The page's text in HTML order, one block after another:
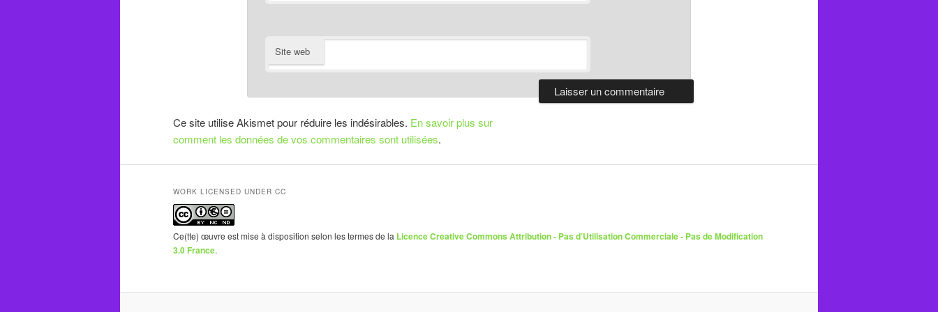
Site web
Ce site utilise Akismet pour réduire les indésirables. En savoir plus sur
comment les données de vos commentaires sont utilisées.
WORK LICENSED UNDER CC
Ce(tte) œuvre est mise à disposition selon les termes de la Licence Creative Commons Attribution - Pas d’Utilisation Commerciale - Pas de Modification
3.0 France.